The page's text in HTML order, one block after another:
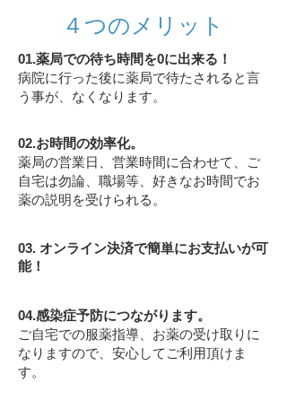
４つのメリット
01.薬局での待ち時間を0に出来る！
病院に行った後に薬局で待たされると言
う事が、なくなります。
02.お時間の効率化。
薬局の営業日、営業時間に合わせて、ご
自宅は勿論、職場等、好きなお時間でお
薬の説明を受けられる。
03. オンライン決済で簡単にお支払いが可
能！
04.感染症予防につながります。
ご自宅での服薬指導、お薬の受け取りに
なりますので、安心してご利用頂けま
す。